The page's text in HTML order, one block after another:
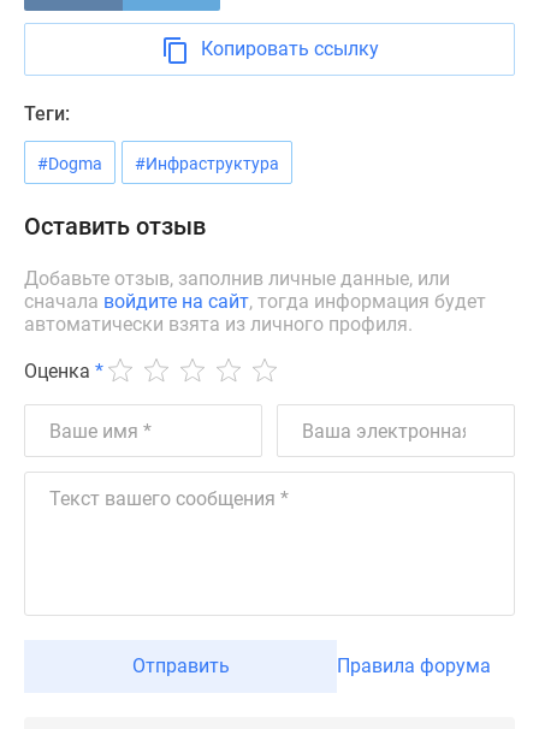
поселки
леса
Коттеджные
водоема
Коттеджные
ипотеку
Бизнес-
центры
Коттеджи
Траншевая
Скидки
Копировать ссылку
Теги:
#Dogma #Инфраструктура
Оставить отзыв
Добавьте отзыв, заполнив личные данные, или
сначала войдите на сайт, тогда информация будет
автоматически взята из личного профиля.
Оценка *
Отправить Правила форума